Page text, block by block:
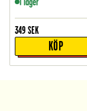
349 SEK
KÖP